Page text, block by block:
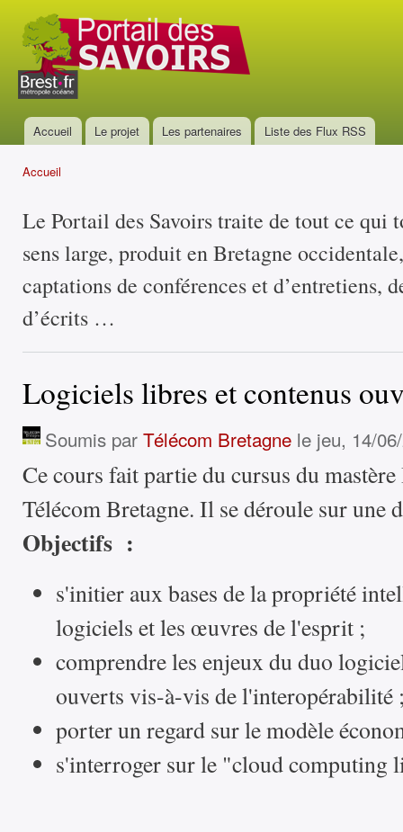
Portail
des
savoirs
Menu principal
Accueil Le projet Les partenaires Liste des Flux RSS
Accueil
Le Portail des Savoirs traite de tout ce qui
sens large, produit en Bretagne
captations de conférences et d’entretiens,
d’écrits …
Logiciels libres et contenus
Soumis par Télécom Bretagne le jeu, 14/
Ce cours fait partie du cursus du
Télécom Bretagne. Il se déroule sur une
Objectifs :
s'initier aux bases de la propriété
logiciels et les œuvres de l'esprit ;
comprendre les enjeux du duo
ouverts vis-à-vis de l'interopérabilité
porter un regard sur le modèle
s'interroger sur le "cloud computing